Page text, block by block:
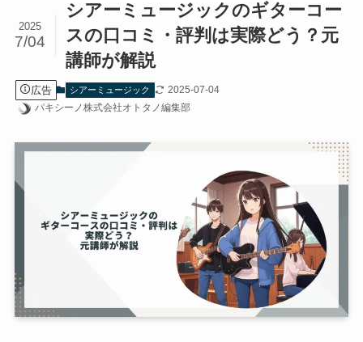
シアーミュージックのギターコー
スの口コミ・評判は実際どう？元
講師が解説
2025
7/04
広告 シアーミュージック
2025-07-04
パキシーノ株式会社オトタノ編集部